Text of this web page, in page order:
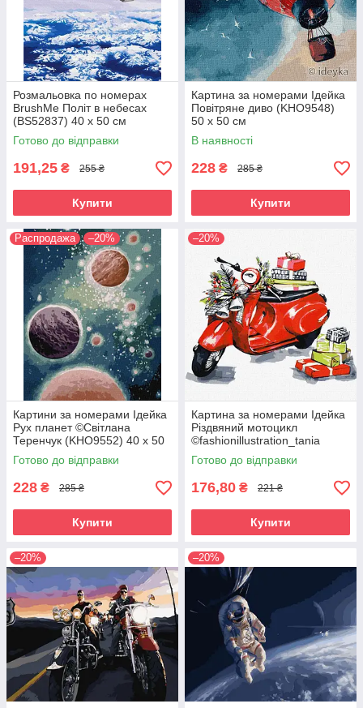
Розмальовка по номерах
BrushMe Політ в небесах
(BS52837) 40 х 50 см
Готово до відправки
191,25 ₴ 255 ₴
Купити
Картина за номерами Ідейка
Повітряне диво (KHO9548)
50 х 50 см
В наявності
228 ₴ 285 ₴
Купити
Распродажа –20%
Картини за номерами Ідейка
Рух планет ©Світлана
Теренчук (KHO9552) 40 х 50
см
Готово до відправки
228 ₴ 285 ₴
Купити
–20%
Картина за номерами Ідейка
Різдвяний мотоцикл
©fashionillustration_tania
(KHO5011) 30 х 30 см
Готово до відправки
176,80 ₴ 221 ₴
Купити
–20% –20%